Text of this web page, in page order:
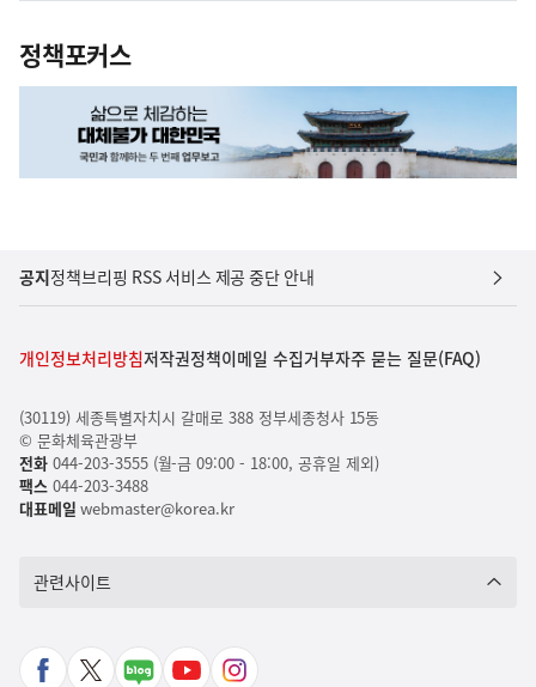
정책포커스
공지정책브리핑 RSS 서비스 제공 중단 안내
개인정보처리방침저작권정책이메일 수집거부자주 묻는 질문(FAQ)
(30119) 세종특별자치시 갈매로 388 정부세종청사 15동
© 문화체육관광부
전화044-203-3555 (월-금 09:00 - 18:00, 공휴일 제외)
팩스 044-203-3488
대표메일 webmaster@korea.kr
관련사이트